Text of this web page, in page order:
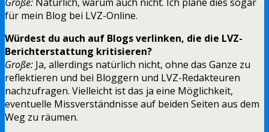
für mein Blog bei LVZ-Online.
Würdest du auch auf Blogs verlinken, die die LVZ-
Berichterstattung kritisieren?
Große: Ja, allerdings natürlich nicht, ohne das Ganze zu
reflektieren und bei Bloggern und LVZ-Redakteuren
nachzufragen. Vielleicht ist das ja eine Möglichkeit,
eventuelle Missverständnisse auf beiden Seiten aus dem
Weg zu räumen.